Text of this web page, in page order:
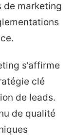
de marketing
s’affirme
clé
de leads.
de qualité